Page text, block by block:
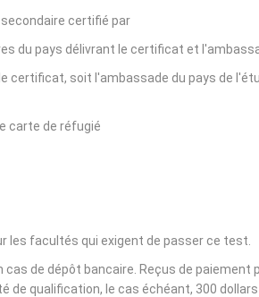
certifié par
du pays délivrant le certificat et
certificat, soit l'ambassade du pays de
carte de réfugié
les facultés qui exigent de passer ce test.
cas de dépôt bancaire. Reçus de
de qualification, le cas échéant, 300